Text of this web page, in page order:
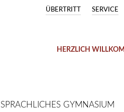
SERVICE
ÜBERTRITT
HERZLICH
SPRACHLICHES GYMNASIUM